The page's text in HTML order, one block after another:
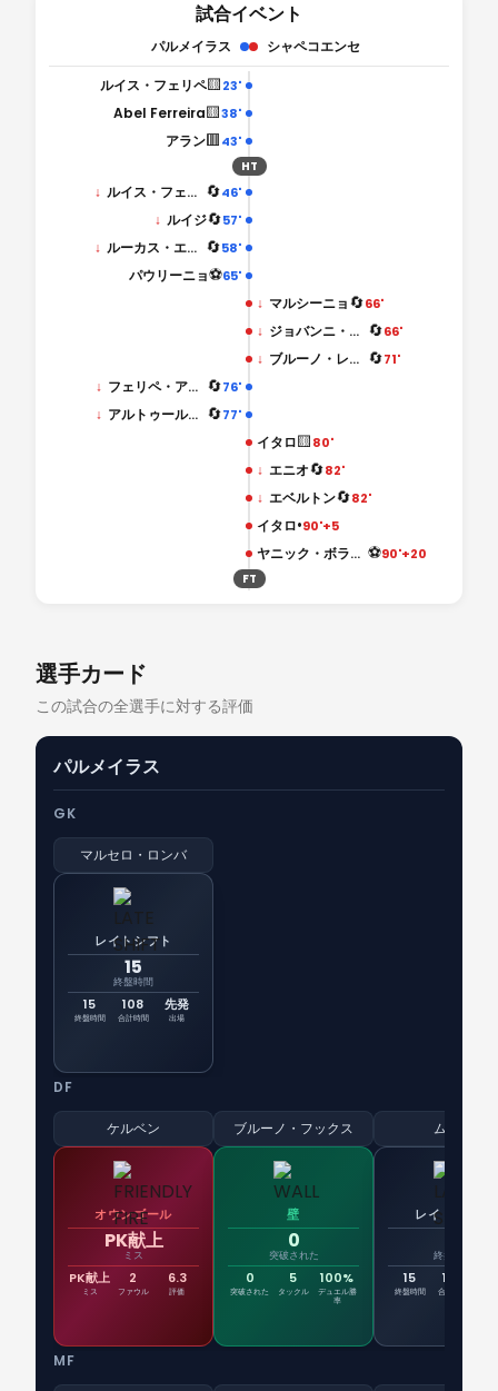
試合イベント
パルメイラス シャペコエンセ
23'
🟨
ルイス・フェリペ
38'
🟨
Abel Ferreira
43'
🟥
アラン
HT
46'
🔄
↓ ルイス・フェリペ
57'
🔄
↓ ルイジ
58'
🔄
↓ ルーカス・エヴァンジェリスタ
65'
⚽
パウリーニョ
↓ マルシーニョ🔄66'
↓ ジョバンニ・アウグスト 🔄66'
↓ ブルーノ・レオナルド 🔄71'
76'
🔄
↓ フェリペ・アンデルソン
77'
🔄
↓ アルトゥール・ガブリエル
イタロ🟨80'
↓ エニオ🔄82'
↓ エベルトン🔄82'
イタロ•90'+5
ヤニック・ボラシエ ⚽90'+20
FT
選手カード
この試合の全選手に対する評価
パルメイラス
GK
マルセロ・ロンバ
レイトシフト
15
終盤時間
15
終盤時間
108
合計時間
先発
出場
DF
ケルベン
オウンゴール
PK献上
ミス
PK献上
ミス
2
ファウル
6.3
評価
ブルーノ・フックス
壁
0
突破された
0
突破された
5
タックル
100%
デュエル勝
率
ムリロ
レイトシフト
終盤時間
15
終盤時間
108
合計時間
MF